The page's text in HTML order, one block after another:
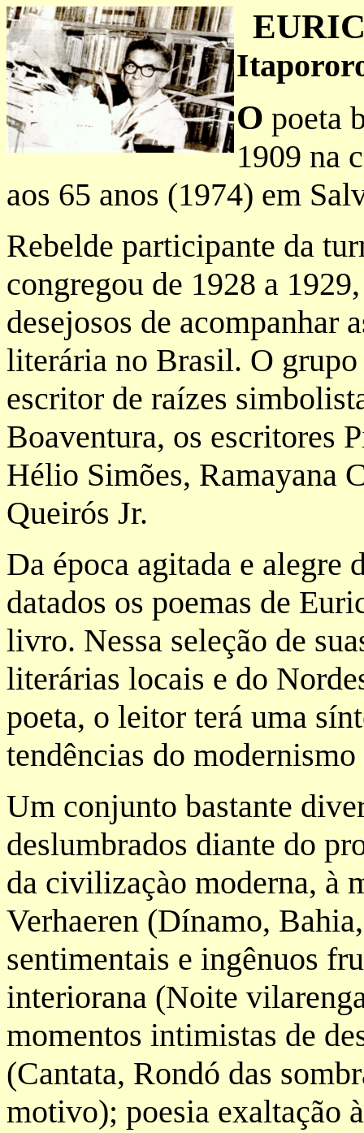
O poeta
1909 na
aos 65 anos (1974) em
Rebelde participante da
congregou de 1928 a
desejosos de acompanhar
literária no Brasil. O
escritor de raízes
Boaventura, os escritores
Hélio Simões, Ramayana
Queirós Jr.
Da época agitada e alegre
datados os poemas de
livro. Nessa seleção de
literárias locais e do
poeta, o leitor terá uma
tendências do
Um conjunto bastante
deslumbrados diante do
da civilizaçào moderna, à
Verhaeren (Dínamo,
sentimentais e ingênuos
interiorana (Noite
momentos intimistas de
(Cantata, Rondó das
motivo); poesia exaltação